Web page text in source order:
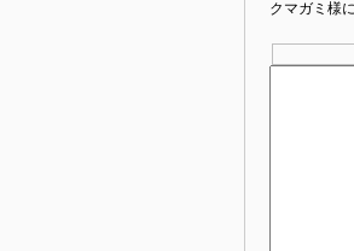
クマガミ様